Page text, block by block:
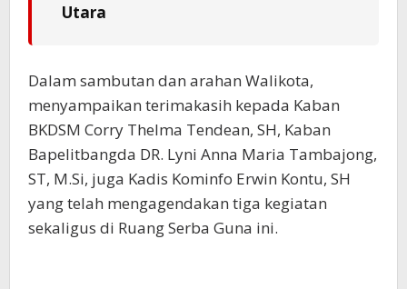
Utara
Dalam sambutan dan arahan Walikota,
menyampaikan terimakasih kepada Kaban
BKDSM Corry Thelma Tendean, SH, Kaban
Bapelitbangda DR. Lyni Anna Maria Tambajong,
ST, M.Si, juga Kadis Kominfo Erwin Kontu, SH
yang telah mengagendakan tiga kegiatan
sekaligus di Ruang Serba Guna ini.